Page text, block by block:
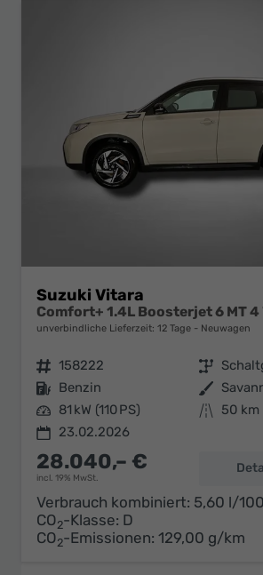
Suzuki Vitara
Comfort+ 1.4L Boosterjet 6 MT 4
unverbindliche Lieferzeit: 12 Tage Neuwagen
Fahrzeugnr. 158222 Getriebe
Kraftstoff Benzin Außenfarbe
Leistung 81 kW (110 PS) Kilometerstand
50 km
23.02.2026
28.040,– €
incl. 19% MwSt.
Verbrauch kombiniert: 5,60 l/
CO2-Klasse: D
CO2-Emissionen: 129,00 g/km